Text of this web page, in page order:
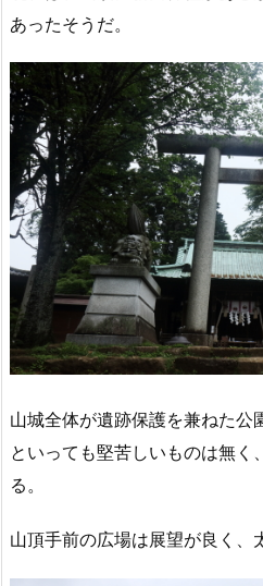
あったそうだ。
山城全体が遺跡保護を兼ねた公
といっても堅苦しいものは無く
る。
山頂手前の広場は展望が良く、